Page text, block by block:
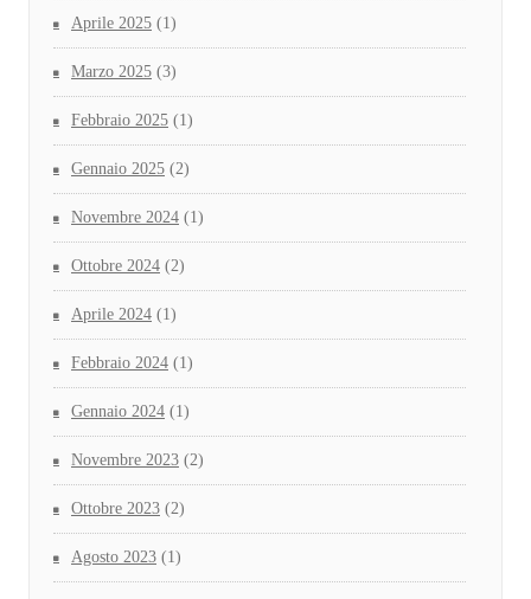
Aprile 2025 (1)
Marzo 2025 (3)
Febbraio 2025 (1)
Gennaio 2025 (2)
Novembre 2024 (1)
Ottobre 2024 (2)
Aprile 2024 (1)
Febbraio 2024 (1)
Gennaio 2024 (1)
Novembre 2023 (2)
Ottobre 2023 (2)
Agosto 2023 (1)